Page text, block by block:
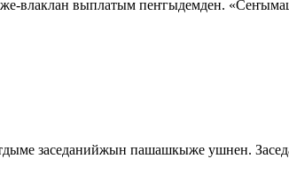
влаклан выплатым пеҥгыдемден.
заседанийжын пашашкыже ушнен.